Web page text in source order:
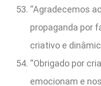
“Agradecemos
propaganda por
criativo e
“Obrigado por
emocionam e